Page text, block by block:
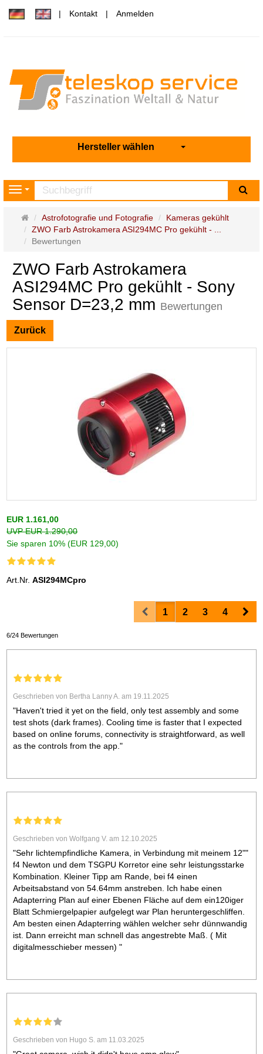
Kontakt Anmelden
Hersteller wählen
Navigation
Startseite
Astrofotografie und Fotografie
Kameras gekühlt
ZWO Farb Astrokamera ASI294MC Pro gekühlt - ...
Bewertungen
ZWO Farb Astrokamera
ASI294MC Pro gekühlt - Sony
Sensor D=23,2 mm Bewertungen
Zurück
EUR 1.161,00
UVP EUR 1.290,00
Sie sparen 10% (EUR 129,00)
Art.Nr.ASI294MCpro
Prev1 2 3 4
6/24 Bewertungen
Geschrieben von Bertha Lanny A. am 19.11.2025
"Haven't tried it yet on the field, only test assembly and some
test shots (dark frames). Cooling time is faster that I expected
based on online forums, connectivity is straightforward, as well
as the controls from the app."
Geschrieben von Wolfgang V. am 12.10.2025
"Sehr lichtempfindliche Kamera, in Verbindung mit meinem 12""
f4 Newton und dem TSGPU Korretor eine sehr leistungsstarke
Kombination. Kleiner Tipp am Rande, bei f4 einen
Arbeitsabstand von 54.64mm anstreben. Ich habe einen
Adapterring Plan auf einer Ebenen Fläche auf dem ein120iger
Blatt Schmiergelpapier aufgelegt war Plan heruntergeschliffen.
Am besten einen Adapterring wählen welcher sehr dünnwandig
ist. Dann erreicht man schnell das angestrebte Maß. ( Mit
digitalmesschieber messen) "
Geschrieben von Hugo S. am 11.03.2025